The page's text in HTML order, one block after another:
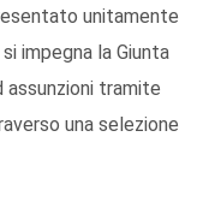
unitamente
impegna la Giunta
assunzioni tramite
una selezione